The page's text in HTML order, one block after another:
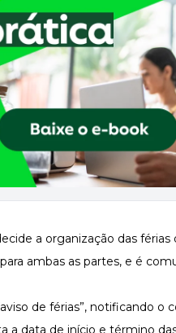
a organização das férias
ambas as partes, e é
de férias”, notificando o
data de início e término